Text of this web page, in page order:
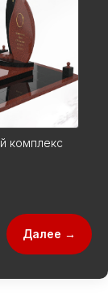
комплекс
Далее →